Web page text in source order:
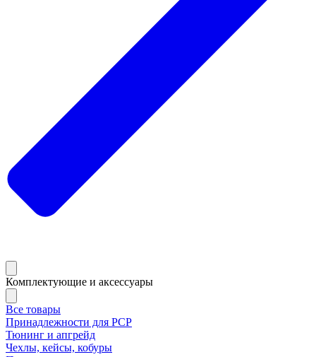
Комплектующие и аксессуары
Все товары
Принадлежности для РСР
Тюнинг и апгрейд
Чехлы, кейсы, кобуры